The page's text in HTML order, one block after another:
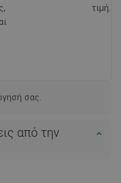
τιμή.
σας.
από την